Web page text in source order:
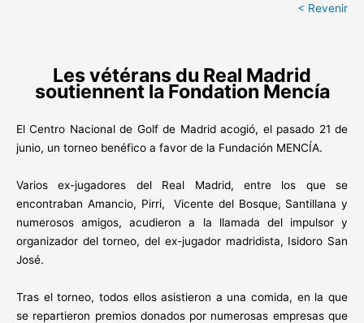
< Revenir
Les vétérans du Real Madrid
soutiennent la Fondation Mencía
El Centro Nacional de Golf de Madrid acogió, el pasado 21 de
junio, un torneo benéfico a favor de la Fundación MENCÍA.
Varios ex-jugadores del Real Madrid, entre los que se
encontraban Amancio, Pirri, Vicente del Bosque, Santillana y
numerosos amigos, acudieron a la llamada del impulsor y
organizador del torneo, del ex-jugador madridista, Isidoro San
José.
Tras el torneo, todos ellos asistieron a una comida, en la que
se repartieron premios donados por numerosas empresas que